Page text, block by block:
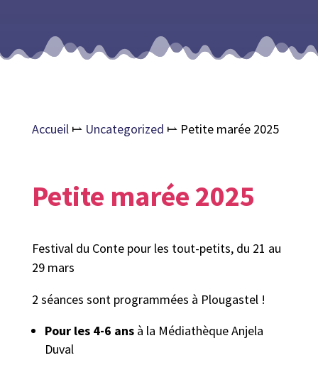
Accueil⥛ Uncategorized ⥛ Petite marée 2025
Petite marée 2025
Festival du Conte pour les tout-petits, du 21 au
29 mars
2 séances sont programmées à Plougastel !
Pour les 4-6 ans à la Médiathèque Anjela
Duval